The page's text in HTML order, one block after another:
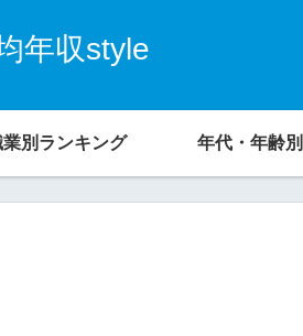
年収style
業別ランキング 年代・年齢別